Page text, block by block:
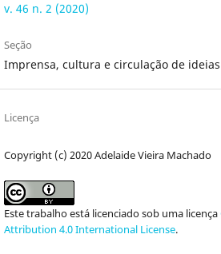
v. 46 n. 2 (2020)
Seção
Imprensa, cultura e circulação de ideias
Licença
Copyright (c) 2020 Adelaide Vieira Machado
Este trabalho está licenciado sob uma licença
Attribution 4.0 International License.